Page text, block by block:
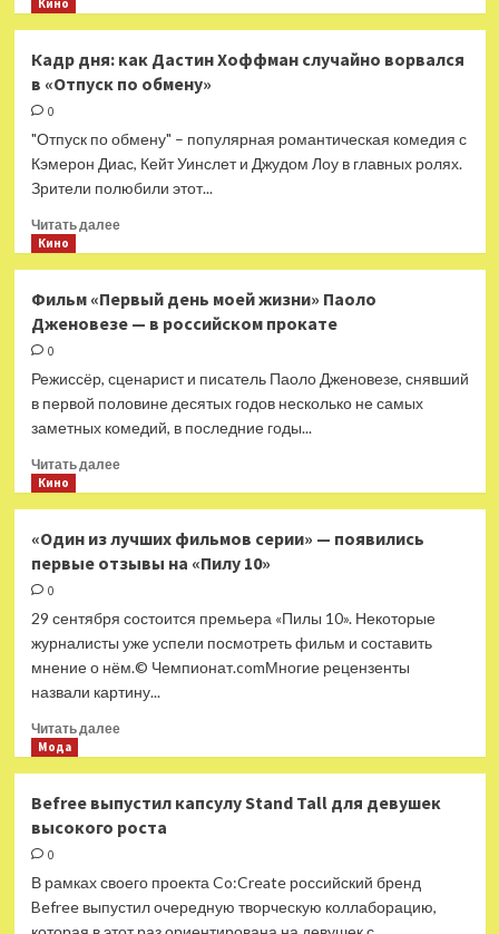
конкурсе
к
летию
Екатеринбурга
победил
создатель
Год
Кино
Кадр дня: как Дастин Хоффман случайно ворвался
в «Отпуск по обмену»
0
"Отпуск по обмену" – популярная романтическая комедия с
Кэмерон Диас, Кейт Уинслет и Джудом Лоу в главных ролях.
Зрители полюбили этот...
Читать далееПрочитать
дня:
как
случайно
ворвался
в «Отпуск
Кино
Фильм «Первый день моей жизни» Паоло
Дженовезе — в российском прокате
0
Режиссёр, сценарист и писатель Паоло Дженовезе, снявший
в первой половине десятых годов несколько не самых
заметных комедий, в последние годы...
Читать далееПрочитать
«Первый
день
Дженовезе
— в российском
прокате
Кино
«Один из лучших фильмов серии» — появились
первые отзывы на «Пилу 10»
0
29 сентября состоится премьера «Пилы 10». Некоторые
журналисты уже успели посмотреть фильм и составить
мнение о нём.© Чемпионат.comМногие рецензенты
назвали картину...
Читать далееПрочитать
из лучших
фильмов
первые
отзывы
Мода
Befree выпустил капсулу Stand Tall для девушек
высокого роста
0
В рамках своего проекта Co:Create российский бренд
Befree выпустил очередную творческую коллаборацию,